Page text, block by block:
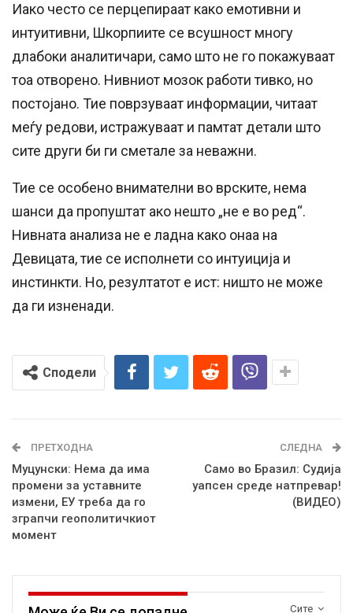
Иако често се перцепираат како емотивни и
интуитивни, Шкорпиите се всушност многу
длабоки аналитичари, само што не го покажуваат
тоа отворено. Нивниот мозок работи тивко, но
постојано. Тие поврзуваат информации, читаат
меѓу редови, истражуваат и памтат детали што
сите други би ги сметале за неважни.
Тие се особено внимателни во врските, нема
шанси да пропуштат ако нешто „не е во ред“.
Нивната анализа не е ладна како онаа на
Девицата, тие се исполнети со интуиција и
инстинкти. Но, резултатот е ист: ништо не може
да ги изненади.
Сподели
ПРЕТХОДНА
Муцунски: Нема да има
промени за уставните
измени, ЕУ треба да го
зграпчи геополитичкиот
момент
СЛЕДНА
Само во Бразил: Судија
уапсен среде натпревар!
(ВИДЕО)
Сите